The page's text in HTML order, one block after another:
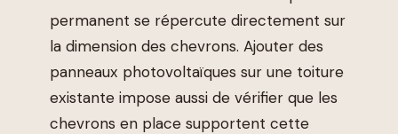
permanent se répercute directement sur
la dimension des chevrons. Ajouter des
panneaux photovoltaïques sur une toiture
existante impose aussi de vérifier que les
chevrons en place supportent cette